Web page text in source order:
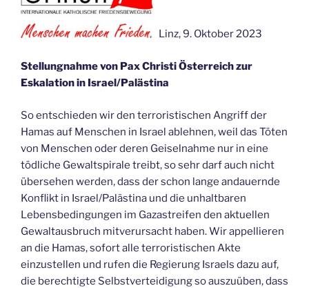
Linz, 9. Oktober 2023
Stellungnahme von Pax ChristiÖsterreich zur
Eskalation in Israel/Palästina
So entschieden wir den terroristischen Angriff der
Hamas auf Menschen in Israel ablehnen, weil das Töten
von Menschen oder deren Geiselnahme nur in eine
tödliche Gewaltspirale treibt, so sehr darf auch nicht
übersehen werden, dass der schon lange andauernde
Konflikt in Israel/Palästina und die unhaltbaren
Lebensbedingungen im Gazastreifen den aktuellen
Gewaltausbruch mitverursacht haben.Wir appellieren
an die Hamas, sofort alle terroristischen Akte
einzustellen und rufen die Regierung Israels dazu auf,
die berechtigte Selbstverteidigung so auszuüben, dass